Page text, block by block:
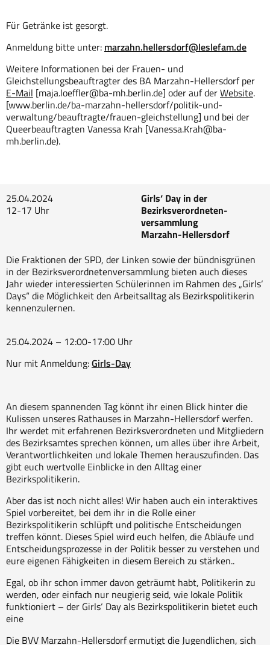
Für Getränke ist gesorgt.
Anmeldung bitte unter: marzahn.hellersdorf@leslefam.de
Weitere Informationen bei der Frauen- und
Gleichstellungsbeauftragter des BA Marzahn-Hellersdorf per
E-Mail [maja.loeffler@ba-mh.berlin.de] oder auf derWebsite.
[www.berlin.de/ba-marzahn-hellersdorf/politik-und-
verwaltung/beauftragte/frauen-gleichstellung] und bei der
Queerbeauftragten Vanessa Krah [Vanessa.Krah@ba-
mh.berlin.de).
25.04.2024
12-17 Uhr
Girls‘ Day in der
Bezirksverordneten-
versammlung
Marzahn-Hellersdorf
Die Fraktionen der SPD, der Linken sowie der bündnisgrünen
in der Bezirksverordnetenversammlung bieten auch dieses
Jahr wieder interessierten Schülerinnen im Rahmen des „Girls‘
Days“ die Möglichkeit den Arbeitsalltag als Bezirkspolitikerin
kennenzulernen.
25.04.2024 – 12:00-17:00 Uhr
Nur mit Anmeldung:Girls-Day
An diesem spannenden Tag könnt ihr einen Blick hinter die
Kulissen unseres Rathauses in Marzahn-Hellersdorf werfen.
Ihr werdet mit erfahrenen Bezirksverordneten und Mitgliedern
des Bezirksamtes sprechen können, um alles über ihre Arbeit,
Verantwortlichkeiten und lokale Themen herauszufinden. Das
gibt euch wertvolle Einblicke in den Alltag einer
Bezirkspolitikerin.
Aber das ist noch nicht alles! Wir haben auch ein interaktives
Spiel vorbereitet, bei dem ihr in die Rolle einer
Bezirkspolitikerin schlüpft und politische Entscheidungen
treffen könnt. Dieses Spiel wird euch helfen, die Abläufe und
Entscheidungsprozesse in der Politik besser zu verstehen und
eure eigenen Fähigkeiten in diesem Bereich zu stärken..
Egal, ob ihr schon immer davon geträumt habt, Politikerin zu
werden, oder einfach nur neugierig seid, wie lokale Politik
funktioniert – der Girls‘ Day als Bezirkspolitikerin bietet euch
eine
Die BVV Marzahn-Hellersdorf ermutigt die Jugendlichen, sich